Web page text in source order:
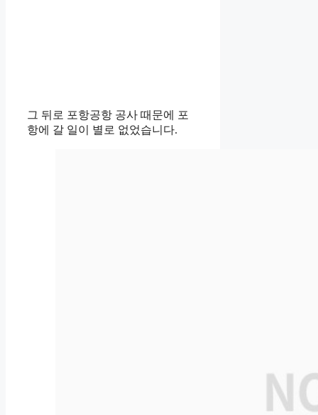
그 뒤로 포항공항 공사 때문에 포
항에 갈 일이 별로 없었습니다.